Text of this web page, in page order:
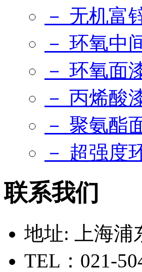
－ 无机富
－ 环氧中
－ 环氧面
－ 丙烯酸
－ 聚氨酯
－ 超强度
联系我们
地址: 上海浦
TEL：021-